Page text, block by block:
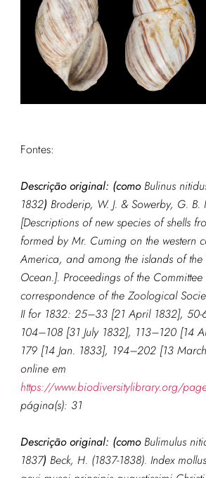
Fontes:
Descrição original: (como Bulinus
1832) Broderip, W. J. & Sowerby, G. B.
[Descriptions of new species of shells
formed by Mr. Cuming on the western
America, and among the islands of the
Ocean.]. Proceedings of the
correspondence of the Zoological
II for 1832: 25–33 [21 April 1832], 50-
104–108 [31 July 1832], 113–120 [14
179 [14 Jan. 1833], 194–202 [13
online em
https://www.biodiversitylibrary.org/
página(s): 31
Descrição original: (como Bulimulus
1837) Beck, H. (1837-1838). Index